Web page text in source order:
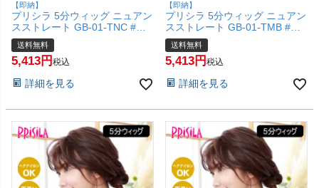
【即納】
プリシラ 5分ウィッグ ニュアン
スストレート GB-01-TNC #耐
熱ナチュラルカラー 【頭頂部カ
バー 五分ウィッグ 部分ウィッ
グ 地毛を生かす 自然 簡単 お手
料】(6057714)
送料無料
5,413 税込
詳細を見る
【即納】
プリシラ 5分ウィッグ ニュアン
スストレート GB-01-TMB #耐
熱マロンブラウン 【頭頂部カバ
ー 五分ウィッグ 部分ウィッグ
地毛を生かす 自然 簡単 お手軽
料】(6057713)
送料無料
5,413 税込
詳細を見る